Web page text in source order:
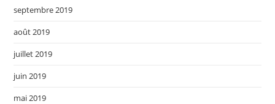
septembre 2019
août 2019
juillet 2019
juin 2019
mai 2019